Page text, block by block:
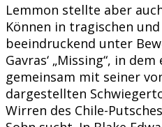
Lemmon stellte aber
Können in tragischen
beeindruckend unter
Gavras‘ „Missing“, in
gemeinsam mit seiner
dargestellten
Wirren des Chile-